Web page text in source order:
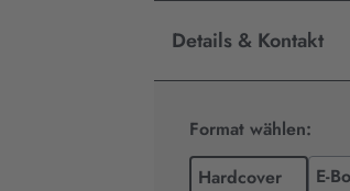
Details & Kontakt
Format wählen:
Hardcover
E-